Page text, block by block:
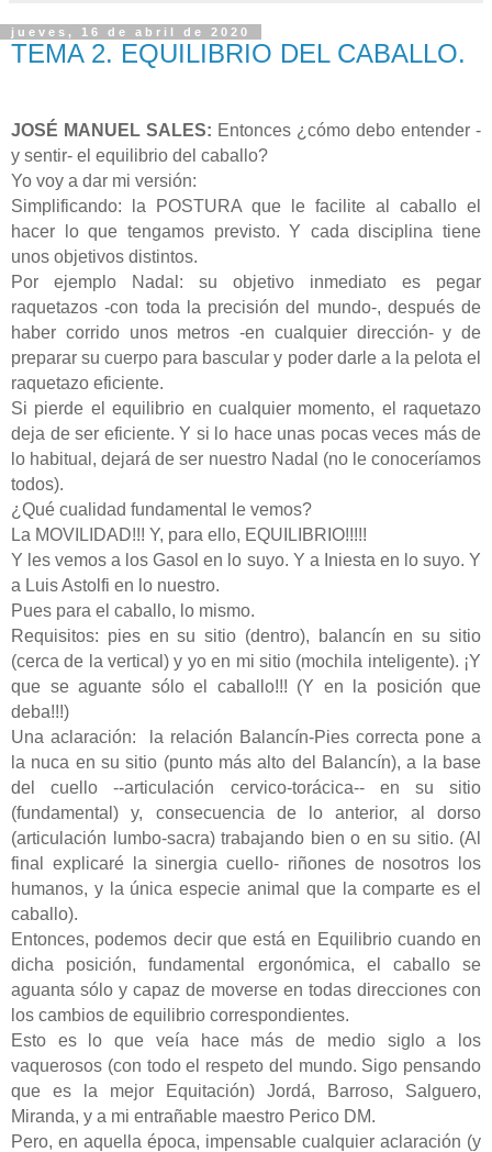
jueves, 16 de abril de 2020
TEMA 2. EQUILIBRIO DEL CABALLO.
JOSÉ MANUEL SALES: Entonces ¿cómo debo entender -
y sentir- el equilibrio del caballo?
Yo voy a dar mi versión:
Simplificando: la POSTURA que le facilite al caballo el
hacer lo que tengamos previsto. Y cada disciplina tiene
unos objetivos distintos.
Por ejemplo Nadal: su objetivo inmediato es pegar
raquetazos -con toda la precisión del mundo-, después de
haber corrido unos metros -en cualquier dirección- y de
preparar su cuerpo para bascular y poder darle a la pelota el
raquetazo eficiente.
Si pierde el equilibrio en cualquier momento, el raquetazo
deja de ser eficiente. Y si lo hace unas pocas veces más de
lo habitual, dejará de ser nuestro Nadal (no le conoceríamos
todos).
¿Qué cualidad fundamental le vemos?
La MOVILIDAD!!! Y, para ello, EQUILIBRIO!!!!!
Y les vemos a los Gasol en lo suyo. Y a Iniesta en lo suyo. Y
a Luis Astolfi en lo nuestro.
Pues para el caballo, lo mismo.
Requisitos: pies en su sitio (dentro), balancín en su sitio
(cerca de la vertical) y yo en mi sitio (mochila inteligente). ¡Y
que se aguante sólo el caballo!!! (Y en la posición que
deba!!!)
Una aclaración:
la relación Balancín-Pies correcta pone a
la nuca en su sitio (punto más alto del Balancín), a la base
del cuello --articulación cervico-torácica-- en su sitio
(fundamental) y, consecuencia de lo anterior, al dorso
(articulación lumbo-sacra) trabajando bien o en su sitio. (Al
final explicaré la sinergia cuello- riñones de nosotros los
humanos, y la única especie animal que la comparte es el
caballo).
Entonces, podemos decir que está en Equilibrio cuando en
dicha posición, fundamental ergonómica, el caballo se
aguanta sólo y capaz de moverse en todas direcciones con
los cambios de equilibrio correspondientes.
Esto es lo que veía hace más de medio siglo a los
vaquerosos (con todo el respeto del mundo. Sigo pensando
que es la mejor Equitación) Jordá, Barroso, Salguero,
Miranda, y a mi entrañable maestro Perico DM.
Pero, en aquella época, impensable cualquier aclaración (y